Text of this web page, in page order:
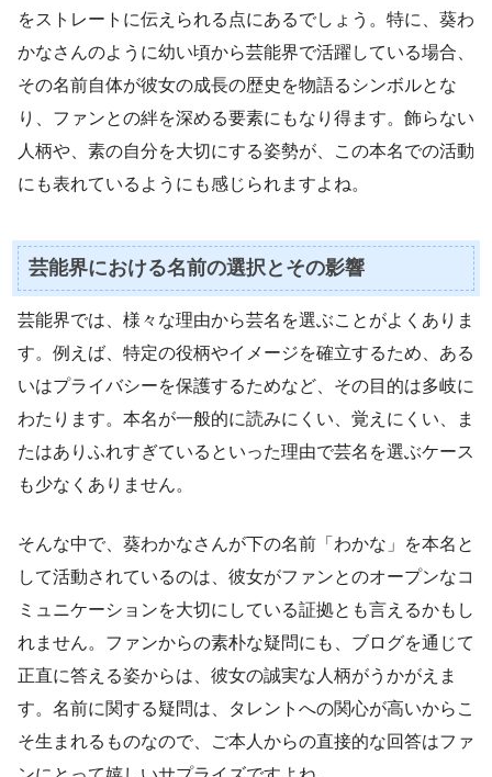
をストレートに伝えられる点にあるでしょう。特に、葵わ
かなさんのように幼い頃から芸能界で活躍している場合、
その名前自体が彼女の成長の歴史を物語るシンボルとな
り、ファンとの絆を深める要素にもなり得ます。飾らない
人柄や、素の自分を大切にする姿勢が、この本名での活動
にも表れているようにも感じられますよね。
芸能界における名前の選択とその影響
芸能界では、様々な理由から芸名を選ぶことがよくありま
す。例えば、特定の役柄やイメージを確立するため、ある
いはプライバシーを保護するためなど、その目的は多岐に
わたります。本名が一般的に読みにくい、覚えにくい、ま
たはありふれすぎているといった理由で芸名を選ぶケース
も少なくありません。
そんな中で、葵わかなさんが下の名前「わかな」を本名と
して活動されているのは、彼女がファンとのオープンなコ
ミュニケーションを大切にしている証拠とも言えるかもし
れません。ファンからの素朴な疑問にも、ブログを通じて
正直に答える姿からは、彼女の誠実な人柄がうかがえま
す。名前に関する疑問は、タレントへの関心が高いからこ
そ生まれるものなので、ご本人からの直接的な回答はファ